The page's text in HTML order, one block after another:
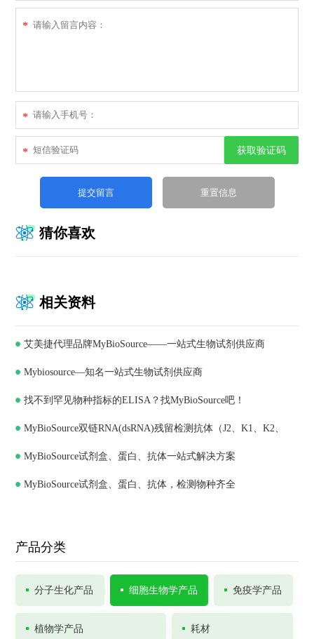
*
*
* 获取验证码
猜你喜欢
相关资料
艾美捷代理品牌MyBioSource——一站式生物试剂供应商
Mybiosource—知名一站式生物试剂供应商
找不到罕见物种指标的ELISA？找MyBioSource吧！
MyBioSource双链RNA(dsRNA)残留检测抗体（J2、K1、K2、
J5）和ELISA试剂盒
MyBioSource试剂盒、蛋白、抗体一站式解决方案
MyBioSource试剂盒、蛋白、抗体，检测物种齐全
产品分类
分子生化产品 细胞生物学产品 免疫学产品
植物学产品 耗材